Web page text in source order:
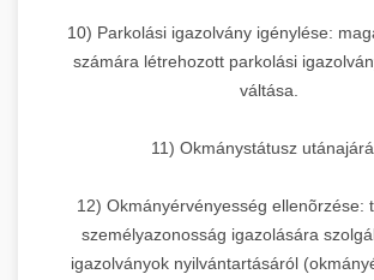
10) Parkolási igazolvány igénylése:
számára létrehozott parkolási
váltása.
11) Okmánystátusz
12) Okmányérvényesség ellenõrzése:
személyazonosság igazolására
igazolványok nyilvántartásáról